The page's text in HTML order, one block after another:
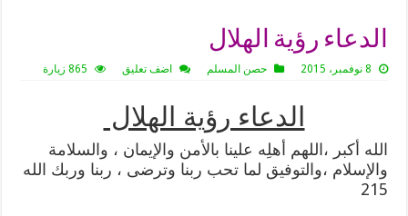
الدعاء رؤية الهلال
8 نوفمبر، 2015 حصن المسلم اضف تعليق 865 زيارة
الدعاء رؤية الهلال
الله أكبر ،اللهم أهلِه علينا بالأمن والإيمان ، والسلامة
والإسلام ،والتوفيق لما تحب ربنا وترضى ، ربنا وربك الله
215